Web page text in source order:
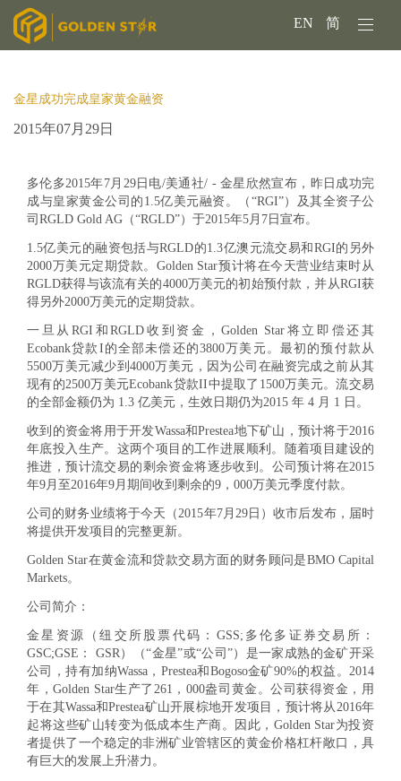
EN 简
金星成功完成皇家黄金融资
2015年07月29日
多伦多2015年7月29日电/美通社/ - 金星欣然宣布，昨日成功完
成与皇家黄金公司的1.5亿美元融资。（“RGI”）及其全资子公
司RGLD Gold AG（“RGLD”）于2015年5月7日宣布。
1.5亿美元的融资包括与RGLD的1.3亿澳元流交易和RGI的另外
2000万美元定期贷款。Golden Star预计将在今天营业结束时从
RGLD获得与该流有关的4000万美元的初始预付款，并从RGI获
得另外2000万美元的定期贷款。
一旦从RGI和RGLD收到资金，Golden Star将立即偿还其
Ecobank贷款I的全部未偿还的3800万美元。最初的预付款从
5500万美元减少到4000万美元，因为公司在融资完成之前从其
现有的2500万美元Ecobank贷款II中提取了1500万美元。流交易
的全部金额仍为 1.3 亿美元，生效日期仍为2015 年 4 月 1 日。
收到的资金将用于开发Wassa和Prestea地下矿山，预计将于2016
年底投入生产。这两个项目的工作进展顺利。随着项目建设的
推进，预计流交易的剩余资金将逐步收到。公司预计将在2015
年9月至2016年9月期间收到剩余的9，000万美元季度付款。
公司的财务业绩将于今天（2015年7月29日）收市后发布，届时
将提供开发项目的完整更新。
Golden Star在黄金流和贷款交易方面的财务顾问是BMO Capital
Markets。
公司简介：
金星资源（纽交所股票代码：GSS;多伦多证券交易所：
GSC;GSE： GSR）（“金星”或“公司”）是一家成熟的金矿开采
公司，持有加纳Wassa，Prestea和Bogoso金矿90%的权益。2014
年，Golden Star生产了261，000盎司黄金。公司获得资金，用
于在其Wassa和Prestea矿山开展棕地开发项目，预计将从2016年
起将这些矿山转变为低成本生产商。因此，Golden Star为投资
者提供了一个稳定的非洲矿业管辖区的黄金价格杠杆敞口，具
有巨大的发展上升潜力。